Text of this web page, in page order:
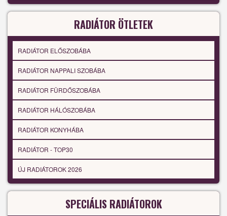
RADIÁTOR ÖTLETEK
RADIÁTOR ELŐSZOBÁBA
RADIÁTOR NAPPALI SZOBÁBA
RADIÁTOR FÜRDŐSZOBÁBA
RADIÁTOR HÁLÓSZOBÁBA
RADIÁTOR KONYHÁBA
RADIÁTOR - TOP30
ÚJ RADIÁTOROK 2026
SPECIÁLIS RADIÁTOROK